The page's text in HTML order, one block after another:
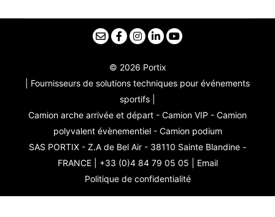
© 2026 Portix
| Fournisseurs de solutions techniques pour événements
sportifs |
Camion arche arrivée et départ - Camion VIP - Camion
polyvalent évènementiel - Camion podium
SAS PORTIX - Z.A de Bel Air - 38110 Sainte Blandine -
FRANCE | +33 (0)4 84 79 05 05 | Email
Politique de confidentialité